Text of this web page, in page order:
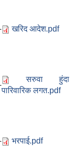
खरिद आदेश.pdf
सरुवा हुंदा
पारिवारिक लगत.pdf
भरपाई.pdf